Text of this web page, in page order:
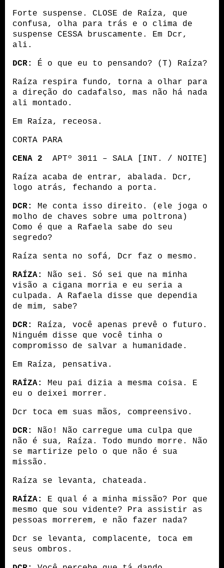
Forte suspense. CLOSE de Raíza, que
confusa, olha para trás e o clima de
suspense CESSA bruscamente. Em Dcr,
ali.
DCR: É o que eu to pensando? (T) Raíza?
Raíza respira fundo, torna a olhar para
a direção do cadafalso, mas não há nada
ali montado.
Em Raíza, receosa.
CORTA PARA
CENA 2 APTº 3011 – SALA [INT. / NOITE]
Raíza acaba de entrar, abalada. Dcr,
logo atrás, fechando a porta.
DCR:
Me conta isso direito. (ele joga o
molho de chaves sobre uma poltrona)
Como é que a Rafaela sabe do seu
segredo?
Raíza senta no sofá, Dcr faz o mesmo.
RAÍZA:
Não sei. Só sei que na minha
visão a cigana morria e eu seria a
culpada. A Rafaela disse que dependia
de mim, sabe?
DCR:
Raíza, você apenas prevê o futuro.
Ninguém disse que você tinha o
compromisso de salvar a humanidade.
Em Raíza, pensativa.
RAÍZA:
Meu pai dizia a mesma coisa. E
eu o deixei morrer.
Dcr toca em suas mãos, compreensivo.
DCR:
Não! Não carregue uma culpa que
não é sua, Raíza. Todo mundo morre. Não
se martirize pelo o que não é sua
missão.
Raíza se levanta, chateada.
RAÍZA:
E qual é a minha missão? Por que
mesmo que sou vidente? Pra assistir as
pessoas morrerem, e não fazer nada?
Dcr se levanta, complacente, toca em
seus ombros.